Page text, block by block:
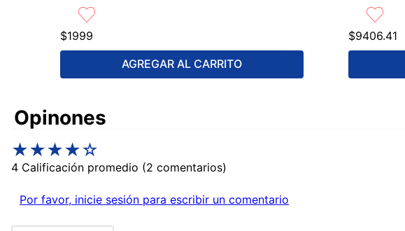
$1999
AGREGAR AL CARRITO
$9406.41
Comentarios
★★★★☆
4 Calificación promedio (2 comentarios)
Por favor, inicie sesión para escribir un comentario